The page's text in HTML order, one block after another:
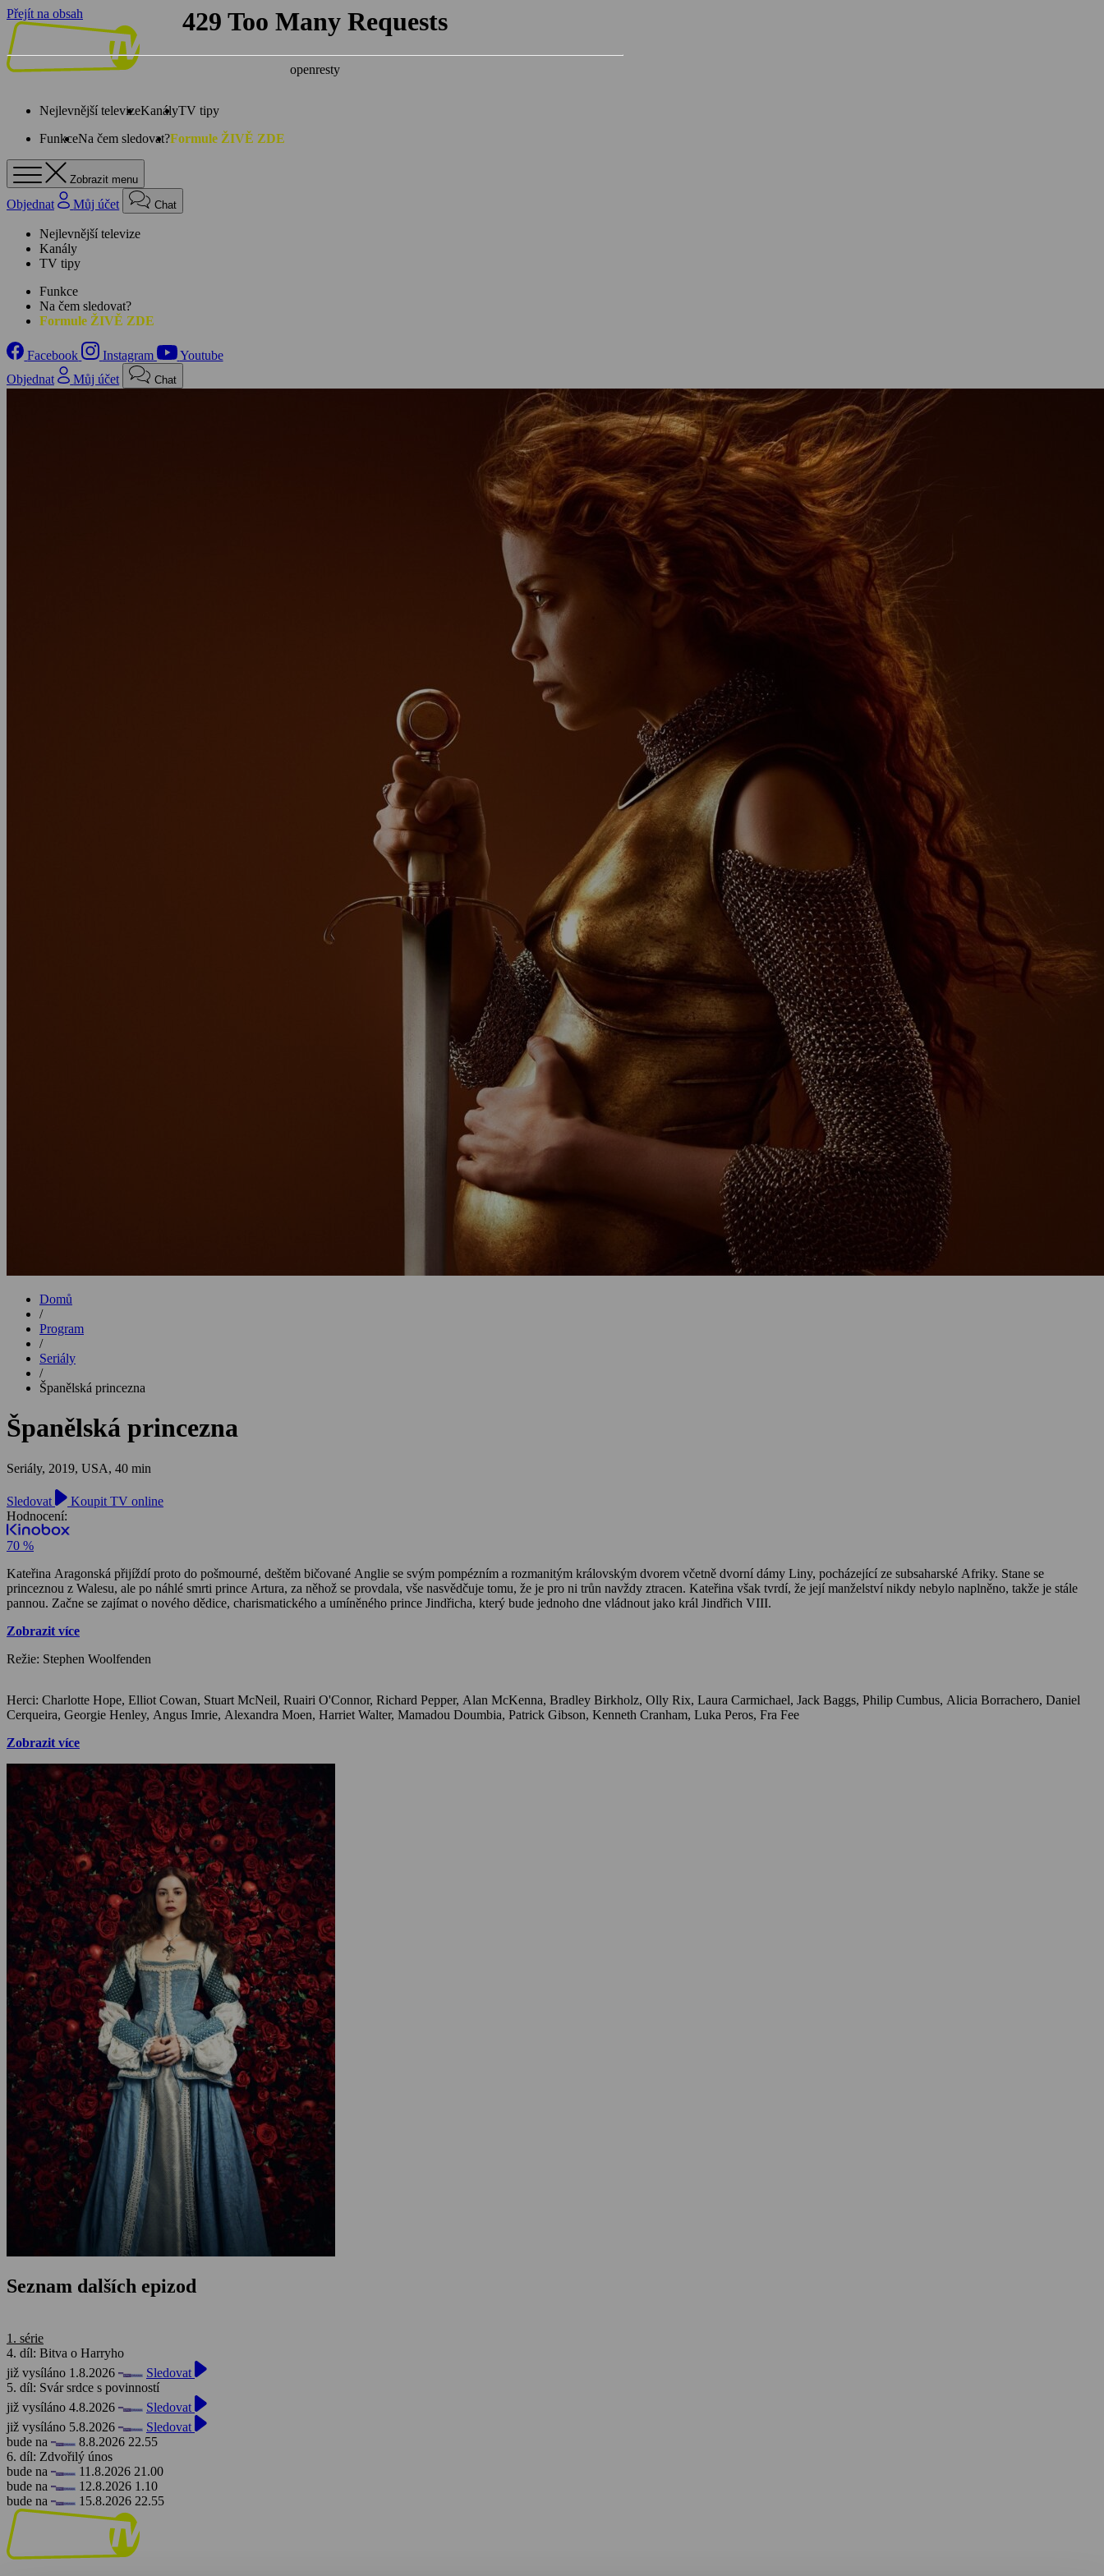
Přejít na obsah
Nejlevnější televizeKanályTV tipy
FunkceNa čem sledovat?Formule ŽIVĚ ZDE
Zobrazit menu
Objednat Můj účet Chat
Nejlevnější televize
Kanály
TV tipy
Funkce
Na čem sledovat?
Formule ŽIVĚ ZDE
Facebook Instagram
Youtube
Objednat
Můj účet Chat
Domů
/
Program
/
Seriály
/
Španělská princezna
Španělská princezna
Seriály, 2019, USA, 40 min
Sledovat
Koupit TV online
Hodnocení:
70 %
Kateřina Aragonská přijíždí proto do pošmourné, deštěm bičované Anglie se svým pompézním a rozmanitým královským dvorem včetně dvorní dámy Liny, pocházející ze subsaharské Afriky. Stane se
princeznou z Walesu, ale po náhlé smrti prince Artura, za něhož se provdala, vše nasvědčuje tomu, že je pro ni trůn navždy ztracen. Kateřina však tvrdí, že její manželství nikdy nebylo naplněno, takže je stále
pannou. Začne se zajímat o nového dědice, charismatického a umíněného prince Jindřicha, který bude jednoho dne vládnout jako král Jindřich VIII.
Zobrazit více
Režie: Stephen Woolfenden
Herci: Charlotte Hope, Elliot Cowan, Stuart McNeil, Ruairi O'Connor, Richard Pepper, Alan McKenna, Bradley Birkholz, Olly Rix, Laura Carmichael, Jack Baggs, Philip Cumbus, Alicia Borrachero, Daniel
Cerqueira, Georgie Henley, Angus Imrie, Alexandra Moen, Harriet Walter, Mamadou Doumbia, Patrick Gibson, Kenneth Cranham, Luka Peros, Fra Fee
Zobrazit více
Seznam dalších epizod
1. série
4. díl: Bitva o Harryho
již vysíláno 1.8.2026
Sledovat
5. díl: Svár srdce s povinností
již vysíláno 4.8.2026
Sledovat
již vysíláno 5.8.2026
Sledovat
bude na
8.8.2026 22.55
6. díl: Zdvořilý únos
bude na
11.8.2026 21.00
bude na
12.8.2026 1.10
bude na
15.8.2026 22.55